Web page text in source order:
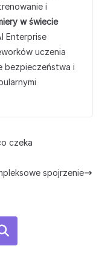
i
w świecie
Enterprise
uczenia
bezpieczeństwa i
czeka
spojrzenie